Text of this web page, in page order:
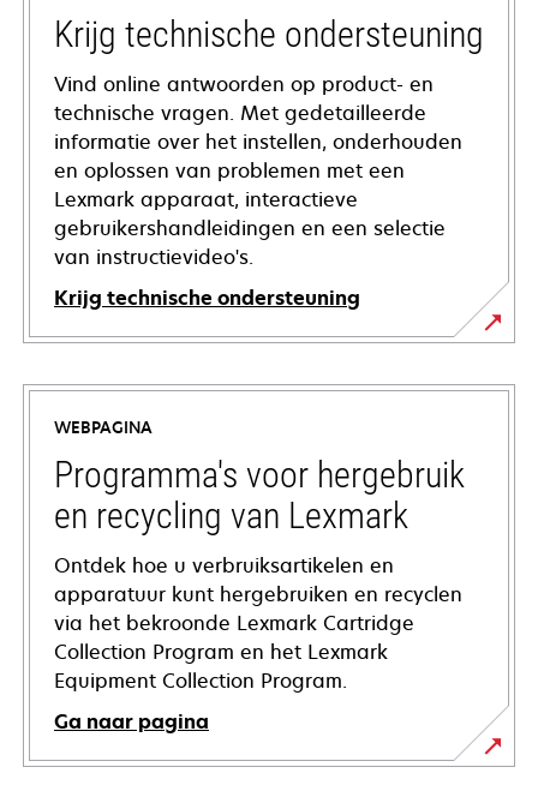
Krijg technische ondersteuning
Vind online antwoorden op product- en
technische vragen. Met gedetailleerde
informatie over het instellen, onderhouden
en oplossen van problemen met een
Lexmark apparaat, interactieve
gebruikershandleidingen en een selectie
van instructievideo's.
Krijg technische ondersteuning
opens
in
new
tab
WEBPAGINA
Programma's voor hergebruik
en recycling van Lexmark
Ontdek hoe u verbruiksartikelen en
apparatuur kunt hergebruiken en recyclen
via het bekroonde Lexmark Cartridge
Collection Program en het Lexmark
Equipment Collection Program.
Ga naar pagina